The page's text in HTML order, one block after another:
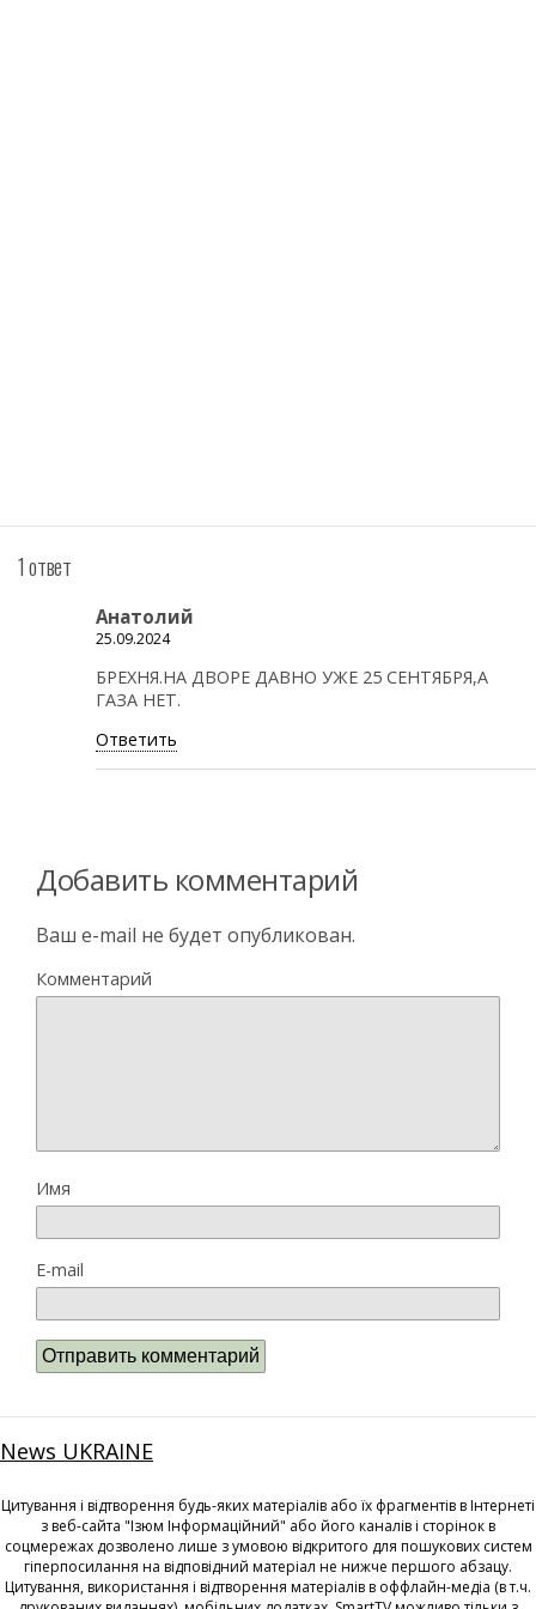
1 ответ
Анатолий
25.09.2024
БРЕХНЯ.НА ДВОРЕ ДАВНО УЖЕ 25 СЕНТЯБРЯ,А
ГАЗА НЕТ.
Ответить
Добавить комментарий
Ваш e-mail не будет опубликован.
Комментарий
Имя
E-mail
News UKRAINE
Цитування і відтворення будь-яких матеріалів або їх фрагментів в Інтернеті
з веб-сайта "Ізюм Інформаційний" або його каналів і сторінок в
соцмережах дозволено лише з умовою відкритого для пошукових систем
гіперпосилання на відповідний матеріал не нижче першого абзацу.
Цитування, використання і відтворення матеріалів в оффлайн-медіа (в т.ч.